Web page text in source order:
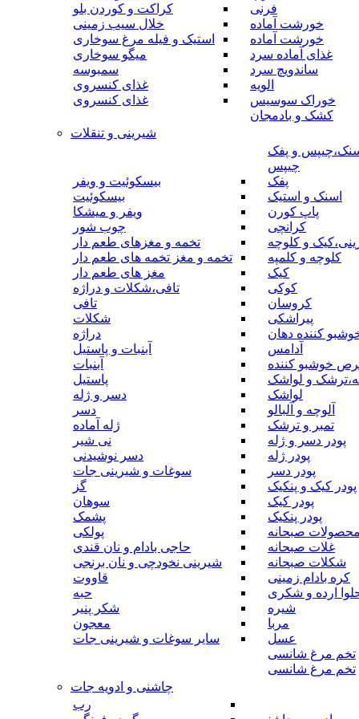
فرنی
خورشت آماده
خورشت آماده
غذای آماده سرد
ساندویچ سرد
الویه
خوراک سوسیس
کشک و بادمجان
کراکت و کوردن بلو
خلال سیب زمینی
استیک و فیله مرغ سوخاری
میگو سوخاری
سمبوسه
غذای کنسروی
غذای کنسروی
شیرینی و تنقلات
و پفک
چیپس
پفک
اسنک و استیک
پاپ کورن
کرانچی
و کلوچه
کلوچه و کلمپه
کیک
کوکی
کروسان
پیراشکی
کننده دهان
آدامس
خوشبو کننده
و لواشک
لواشک
آلوچه و آلبالو
تمبر و ترشک
پودر دسر و ژله
پودر ژله
پودر دسر
پودر کیک و پنکیک
پودر کیک
پودر پنکیک
محصولات صبحانه
غلات صبحانه
شکلات صبحانه
کره بادام زمینی
ارده و شکری
شیره
مربا
عسل
تخم مرغ شانسی
تخم مرغ شانسی
بیسکوئیت و ویفر
بیسکوئیت
ویفر و میشکا
چوب شور
تخمه و مغزهای طعم دار
تخمه و مغز تخمه های طعم دار
مغز های طعم دار
تافی،شکلات و دراژه
تافی
شکلات
دراژه
آبنبات و پاستیل
آبنبات
پاستیل
دسر و ژله
دسر
ژله آماده
نی شیر
دسر نوشیدنی
سوغات و شیرینی جات
گز
سوهان
پشمک
پولکی
حاجی بادام و نان قندی
شیرینی نخودچی و نان برنجی
قاووت
حبه
شکر پنیر
معجون
سایر سوغات و شیرینی جات
چاشنی و ادویه جات
رب